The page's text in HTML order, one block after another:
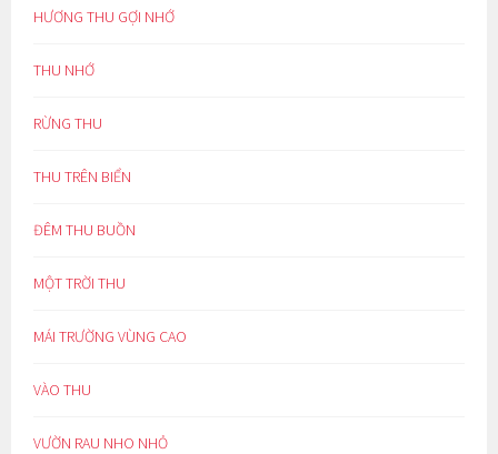
HƯƠNG THU GỢI NHỚ
THU NHỚ
RỪNG THU
THU TRÊN BIỂN
ĐÊM THU BUỒN
MỘT TRỜI THU
MÁI TRƯỜNG VÙNG CAO
VÀO THU
VƯỜN RAU NHO NHỎ